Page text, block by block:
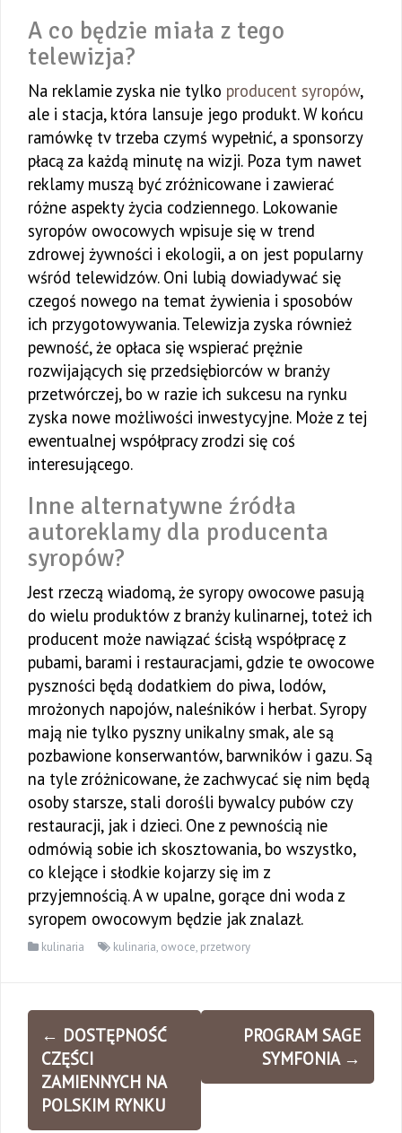
A co będzie miała z tego
telewizja?
Na reklamie zyska nie tylko producent syropów,
ale i stacja, która lansuje jego produkt. W końcu
ramówkę tv trzeba czymś wypełnić, a sponsorzy
płacą za każdą minutę na wizji. Poza tym nawet
reklamy muszą być zróżnicowane i zawierać
różne aspekty życia codziennego. Lokowanie
syropów owocowych wpisuje się w trend
zdrowej żywności i ekologii, a on jest popularny
wśród telewidzów. Oni lubią dowiadywać się
czegoś nowego na temat żywienia i sposobów
ich przygotowywania. Telewizja zyska również
pewność, że opłaca się wspierać prężnie
rozwijających się przedsiębiorców w branży
przetwórczej, bo w razie ich sukcesu na rynku
zyska nowe możliwości inwestycyjne. Może z tej
ewentualnej współpracy zrodzi się coś
interesującego.
Inne alternatywne źródła
autoreklamy dla producenta
syropów?
Jest rzeczą wiadomą, że syropy owocowe pasują
do wielu produktów z branży kulinarnej, toteż ich
producent może nawiązać ścisłą współpracę z
pubami, barami i restauracjami, gdzie te owocowe
pyszności będą dodatkiem do piwa, lodów,
mrożonych napojów, naleśników i herbat. Syropy
mają nie tylko pyszny unikalny smak, ale są
pozbawione konserwantów, barwników i gazu. Są
na tyle zróżnicowane, że zachwycać się nim będą
osoby starsze, stali dorośli bywalcy pubów czy
restauracji, jak i dzieci. One z pewnością nie
odmówią sobie ich skosztowania, bo wszystko,
co klejące i słodkie kojarzy się im z
przyjemnością. A w upalne, gorące dni woda z
syropem owocowym będzie jak znalazł.
kulinaria kulinaria, owoce, przetwory
Zobacz
wpisy
← DOSTĘPNOŚĆ
CZĘŚCI
ZAMIENNYCH NA
POLSKIM RYNKU
PROGRAM SAGE
SYMFONIA →